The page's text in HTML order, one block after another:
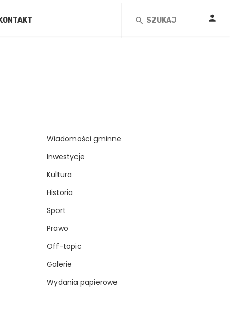
SZUKAJ
Wiadomości gminne
Inwestycje
Kultura
Historia
Sport
Prawo
Off-topic
Galerie
Wydania papierowe